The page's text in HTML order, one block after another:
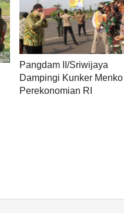
Pangdam II/Sriwijaya
Dampingi Kunker Menko
Perekonomian RI